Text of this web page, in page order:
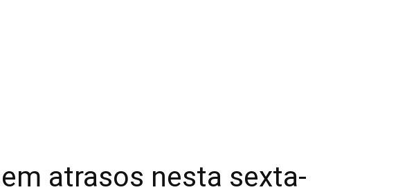
atrasos nesta sexta-